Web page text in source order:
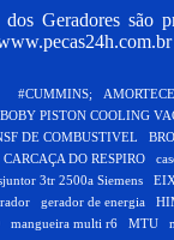
Geradores são
#CUMMINS;
BOBY PISTON COOLING
DE COMBUSTIVEL
CARCAÇA DO RESPIRO
3tr 2500a Siemens
gerador de energia
mangueira multi r6 MTU